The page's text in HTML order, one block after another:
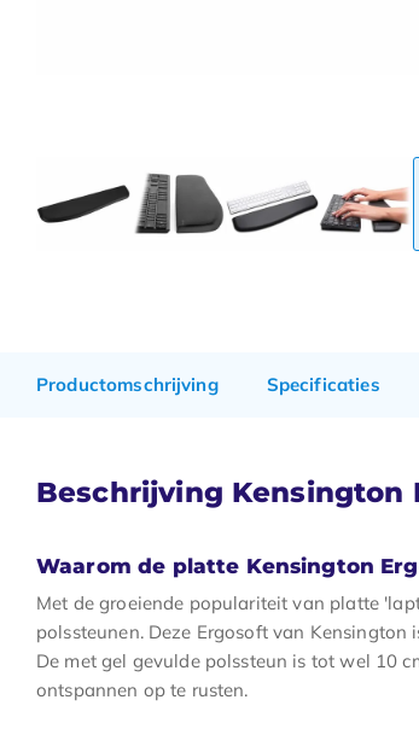
Productomschrijving Specificaties
Beschrijving
Waarom de platte Kensington
Met de groeiende populariteit van platte
polssteunen. Deze Ergosoft van
De met gel gevulde polssteun is tot wel 10
ontspannen op te rusten.